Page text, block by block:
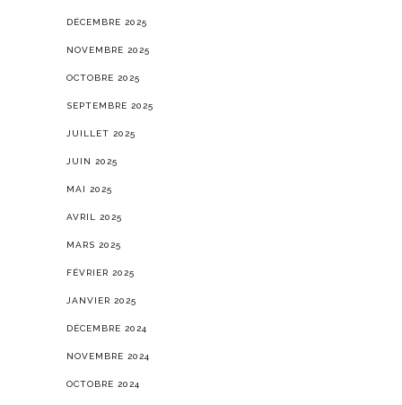
DÉCEMBRE 2025
NOVEMBRE 2025
OCTOBRE 2025
SEPTEMBRE 2025
JUILLET 2025
JUIN 2025
MAI 2025
AVRIL 2025
MARS 2025
FÉVRIER 2025
JANVIER 2025
DÉCEMBRE 2024
NOVEMBRE 2024
OCTOBRE 2024